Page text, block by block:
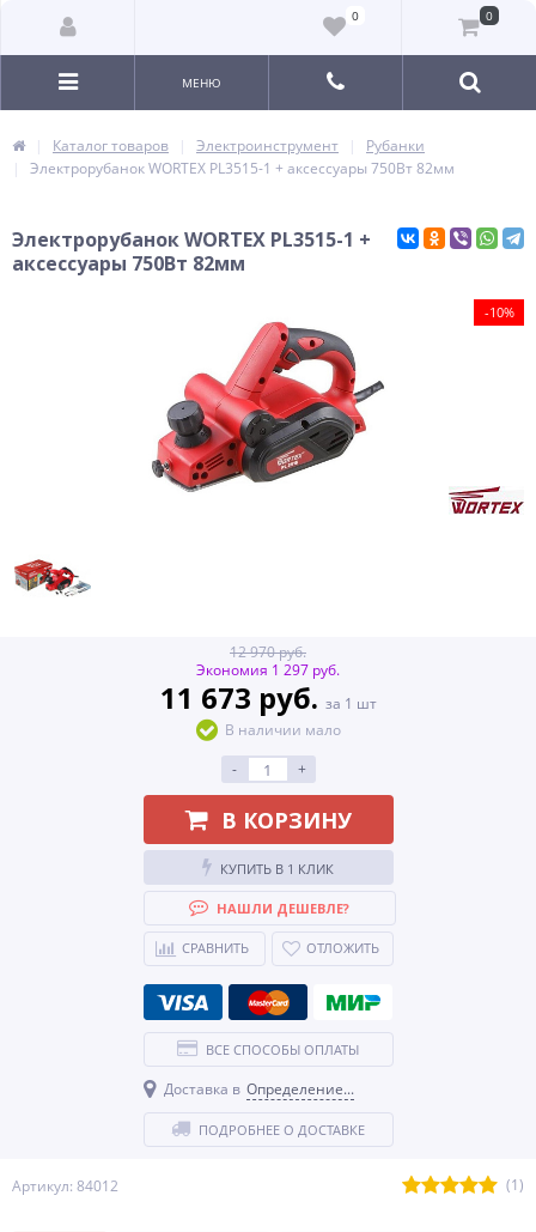
0 0
МЕНЮ
Каталог товаров Электроинструмент
Рубанки
Электрорубанок WORTEX PL3515-1 + аксессуары 750Вт 82мм
Электрорубанок WORTEX PL3515-1 +
аксессуары 750Вт 82мм
-10%
Артикул: 84012 (1)
12 970 руб.
Экономия 1 297 руб.
11 673 руб. за 1 шт
В наличии мало
-
+
В КОРЗИНУ
КУПИТЬ В 1 КЛИК
НАШЛИ ДЕШЕВЛЕ?
СРАВНИТЬ ОТЛОЖИТЬ
ВСЕ СПОСОБЫ ОПЛАТЫ
Доставка в Определение...
ПОДРОБНЕЕ О ДОСТАВКЕ